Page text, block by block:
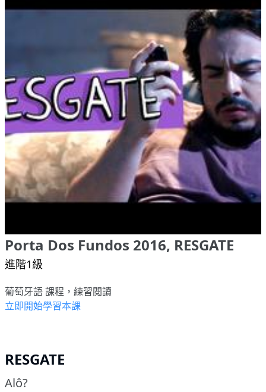
Porta Dos Fundos 2016, RESGATE
進階1級
葡萄牙語 課程，練習閱讀
立即開始學習本課
RESGATE
Alô?